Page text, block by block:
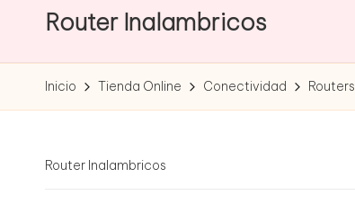
o
o
l
s
tienda
de
Router Inalambricos
Inicio Tienda Online Conectividad Routers
Router Inalambricos